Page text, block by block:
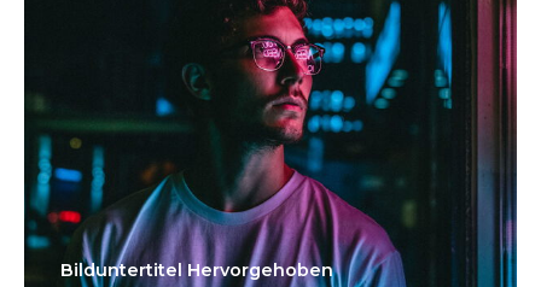
Bild­unter­titel Hervorgehoben